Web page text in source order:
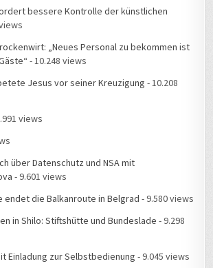
bessere Kontrolle der künstlichen
„Neues Personal zu bekommen ist
- 10.248 views
Jesus vor seiner Kreuzigung - 10.208
views
über Datenschutz und NSA mit
- 9.601 views
endet die Balkanroute in Belgrad - 9.580 views
in Shilo: Stiftshütte und Bundeslade - 9.298
Einladung zur Selbstbedienung - 9.045 views